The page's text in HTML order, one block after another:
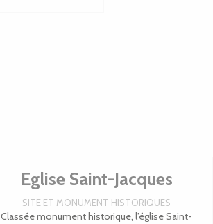
Eglise Saint-Jacques
SITE ET MONUMENT HISTORIQUES
Classée monument historique, l’église Saint-